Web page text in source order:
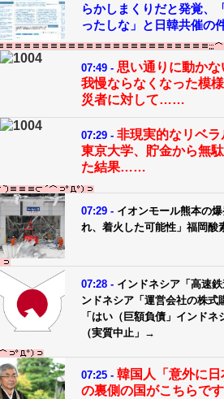
らかしまくりだと発覚、
ったしな」と日韓共催
07:49 - 思い通りに動か
我慢ならなくなった模
災者に対して……
07:29 - 非現実的なリベ
東京大学、貯金から無
た結果……
07:29 - イオンモール熊本の
れ、着火した可能性」福岡酸
07:28 - インドネシア「高速
ンドネシア「運営会社の株式
「はい（巨額負債」インドネ
（実質中止」→
07:25 - 韓国人「意外に
の裏側の国がこちらで